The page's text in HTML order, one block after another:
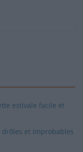
estivale facile et
drôles et improbables